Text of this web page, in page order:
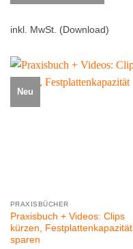
inkl. MwSt. (Download)
Neu
PRAXISBÜCHER
Praxisbuch + Videos: Clips
kürzen, Festplattenkapazität
sparen